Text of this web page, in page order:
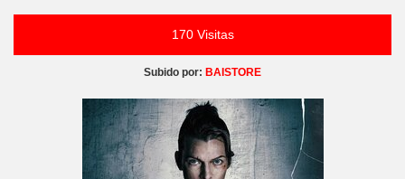
170 Visitas
Subido por: BAISTORE